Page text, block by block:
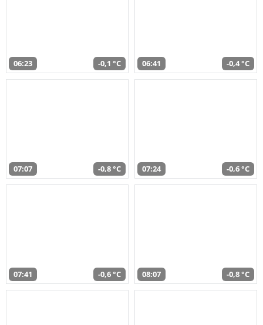
06:23 -0,1 °C 06:41 -0,4 °C
07:07 -0,8 °C 07:24 -0,6 °C
07:41 -0,6 °C 08:07 -0,8 °C